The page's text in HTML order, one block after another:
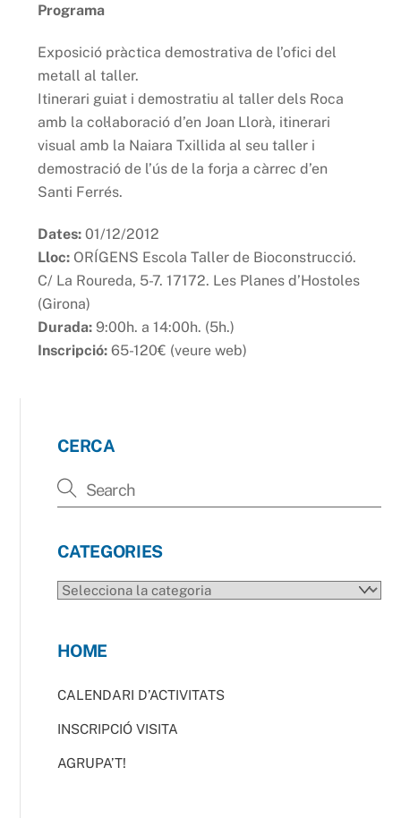
Programa
Exposició pràctica demostrativa de l’ofici del
metall al taller.
Itinerari guiat i demostratiu al taller dels Roca
amb la col·laboració d’en Joan Llorà, itinerari
visual amb la Naiara Txillida al seu taller i
demostració de l’ús de la forja a càrrec d’en
Santi Ferrés.
Dates:01/12/2012
Lloc: ORÍGENS Escola Taller de Bioconstrucció.
C/ La Roureda, 5-7. 17172. Les Planes d’Hostoles
(Girona)
Durada: 9:00h. a 14:00h. (5h.)
Inscripció:65-120€ (veure web)
CERCA
CATEGORIES
CATEGORIES
HOME
CALENDARI D’ACTIVITATS
INSCRIPCIÓ VISITA
AGRUPA’T!